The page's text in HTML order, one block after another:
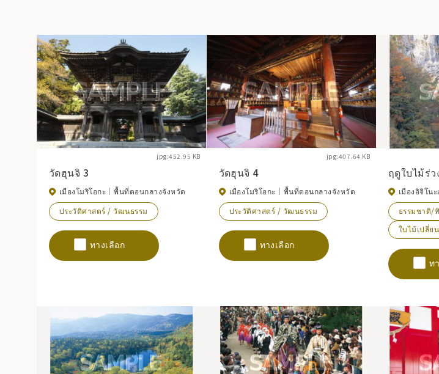
jpg:452.95 KB
วัดฮุนจิ 3
เมืองโมริโอกะ
พื้นที่ตอนกลางจังหวัด
ประวัติศาสตร์ / วัฒนธรรม
ทางเลือก
jpg:407.64 KB
วัดฮุนจิ 4
เมืองโมริโอกะ
พื้นที่ตอนกลางจังหวัด
ประวัติศาสตร์ / วัฒนธรรม
ทางเลือก
ฤดูใบไม้ร่ว
เมืองอิจิโนะ
ธรรมชาติ/
ใบไม้เปลี่ย
ท